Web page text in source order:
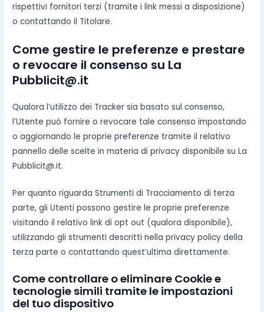
rispettivi fornitori terzi (tramite i link messi a disposizione)
o contattando il Titolare.
Come gestire le preferenze e prestare
o revocare il consenso su La
Pubblicit@.it
Qualora l’utilizzo dei Tracker sia basato sul consenso,
l’Utente può fornire o revocare tale consenso impostando
o aggiornando le proprie preferenze tramite il relativo
pannello delle scelte in materia di privacy disponibile su La
Pubblicit@.it.
Per quanto riguarda Strumenti di Tracciamento di terza
parte, gli Utenti possono gestire le proprie preferenze
visitando il relativo link di opt out (qualora disponibile),
utilizzando gli strumenti descritti nella privacy policy della
terza parte o contattando quest’ultima direttamente.
Come controllare o eliminare Cookie e
tecnologie simili tramite le impostazioni
del tuo dispositivo